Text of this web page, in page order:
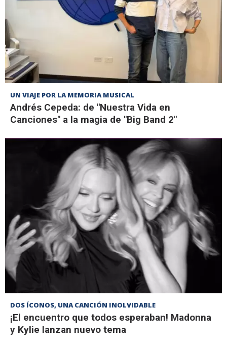
UN VIAJE POR LA MEMORIA MUSICAL
Andrés Cepeda: de "Nuestra Vida en
Canciones" a la magia de "Big Band 2"
DOS ÍCONOS, UNA CANCIÓN INOLVIDABLE
¡El encuentro que todos esperaban! Madonna
y Kylie lanzan nuevo tema